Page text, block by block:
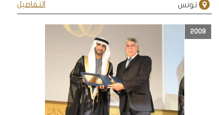
التفاصيل تونس
2009